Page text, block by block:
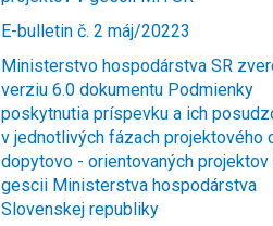
E-bulletin č. 2 máj/20223
Ministerstvo hospodárstva SR
verziu 6.0 dokumentu Podmienky
poskytnutia príspevku a ich
v jednotlivých fázach projektového
dopytovo - orientovaných projektov
gescii Ministerstva hospodárstva
Slovenskej republiky